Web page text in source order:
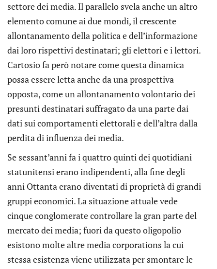
settore dei media. Il parallelo svela anche un altro
elemento comune ai due mondi, il crescente
allontanamento della politica e dell’informazione
dai loro rispettivi destinatari; gli elettori e i lettori.
Cartosio fa però notare come questa dinamica
possa essere letta anche da una prospettiva
opposta, come un allontanamento volontario dei
presunti destinatari suffragato da una parte dai
dati sui comportamenti elettorali e dell’altra dalla
perdita di influenza dei media.
Se sessant’anni fa i quattro quinti dei quotidiani
statunitensi erano indipendenti, alla fine degli
anni Ottanta erano diventati di proprietà di grandi
gruppi economici. La situazione attuale vede
cinque conglomerate controllare la gran parte del
mercato dei media; fuori da questo oligopolio
esistono molte altre media corporations la cui
stessa esistenza viene utilizzata per smontare le